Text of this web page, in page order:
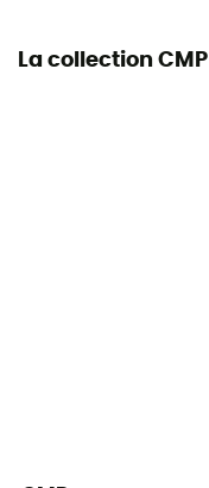
La collection CMP